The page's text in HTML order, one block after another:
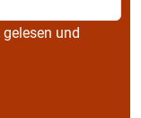
gelesen und